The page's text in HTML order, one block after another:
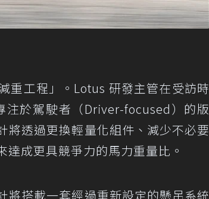
重工程」。Lotus 研發主管在受訪時
於駕駛者（Driver-focused）的版
將透過更換輕量化組件、減少不必要
成更具競爭力的馬力重量比。
將搭載一套經過重新設定的懸吊系統